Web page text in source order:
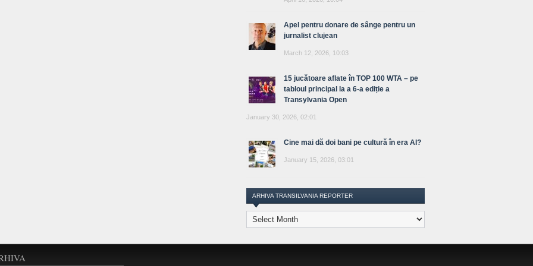
Apel pentru donare de sânge pentru un
jurnalist clujean
March 12, 2026, 10:03
15 jucătoare aflate în TOP 100 WTA – pe
tabloul principal la a 6-a ediție a
Transylvania Open
January 30, 2026, 02:01
Cine mai dă doi bani pe cultură în era AI?
January 15, 2026, 03:01
ARHIVA TRANSILVANIA REPORTER
Arhiva
Transilvania